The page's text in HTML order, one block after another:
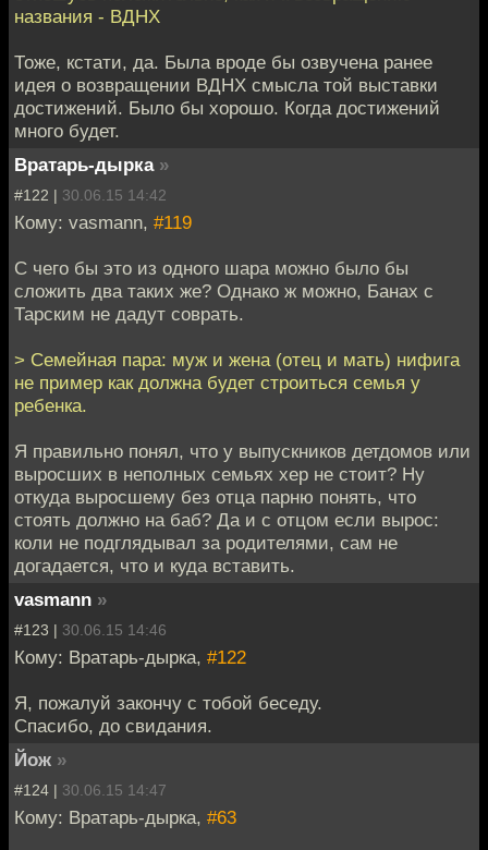
названия - ВДНХ
Тоже, кстати, да. Была вроде бы озвучена ранее
идея о возвращении ВДНХ смысла той выставки
достижений. Было бы хорошо. Когда достижений
много будет.
Вратарь-дырка »
#122 | 30.06.15 14:42
Кому: vasmann, #119
С чего бы это из одного шара можно было бы
сложить два таких же? Однако ж можно, Банах с
Тарским не дадут соврать.
> Семейная пара: муж и жена (отец и мать) нифига
не пример как должна будет строиться семья у
ребенка.
Я правильно понял, что у выпускников детдомов или
выросших в неполных семьях хер не стоит? Ну
откуда выросшему без отца парню понять, что
стоять должно на баб? Да и с отцом если вырос:
коли не подглядывал за родителями, сам не
догадается, что и куда вставить.
vasmann »
#123 | 30.06.15 14:46
Кому: Вратарь-дырка, #122
Я, пожалуй закончу с тобой беседу.
Спасибо, до свидания.
Йож »
#124 | 30.06.15 14:47
Кому: Вратарь-дырка, #63